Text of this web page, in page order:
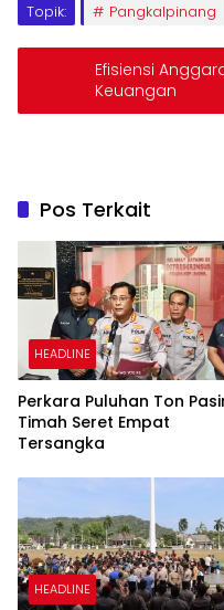
Topik:
Pangkalpinang
Efisiensi
Keuangan
Pos Terkait
HEADLINE
Perkara Puluhan Ton
Timah Seret Empat
Tersangka
HEADLINE